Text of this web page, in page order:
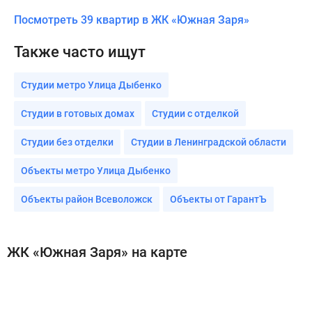
Посмотреть 39 квартир в ЖК «Южная Заря»
Также часто ищут
Студии метро Улица Дыбенко
Студии в готовых домах Студии с отделкой
Студии без отделки Студии в Ленинградской области
Объекты метро Улица Дыбенко
Объекты район Всеволожск Объекты от ГарантЪ
ЖК «Южная Заря» на карте